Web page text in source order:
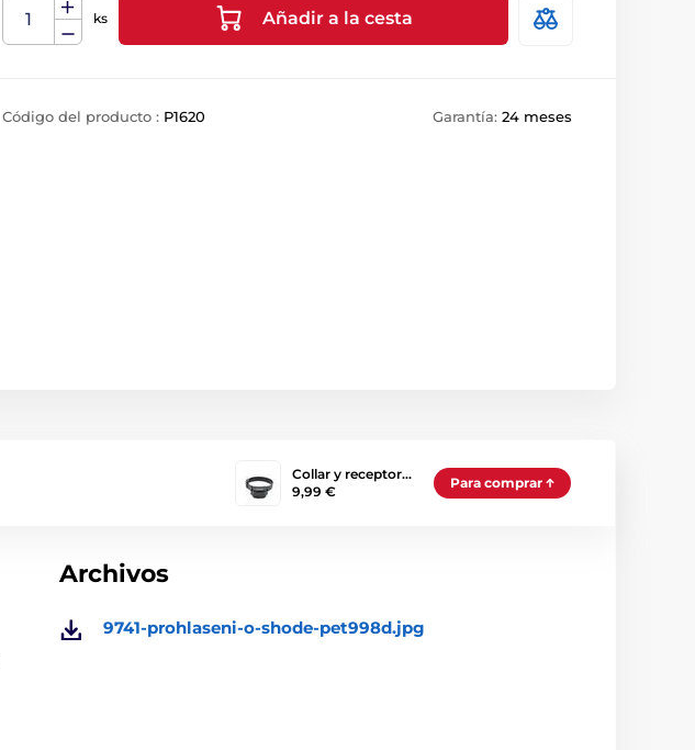
ks Añadir a la cesta
Código del producto : P1620 Garantía: 24 meses
Collar y receptor…
9,99 €
Para comprar
Archivos
9741-prohlaseni-o-shode-pet998d.jpg